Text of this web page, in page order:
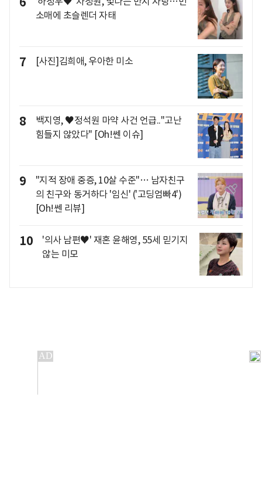
소매에 초슬렌더 자태
7 [사진]김희애, 우아한 미소
8
백지영, ♥정석원 마약 사건 언급.."고난
힘들지 않았다" [Oh!쎈 이슈]
9
"지적 장애 중증, 10살 수준"… 남자친구
의 친구와 동거하다 '임신' ('고딩엄빠4')
[Oh!쎈 리뷰]
10
'의사 남편♥' 재혼 윤해영, 55세 믿기지
않는 미모